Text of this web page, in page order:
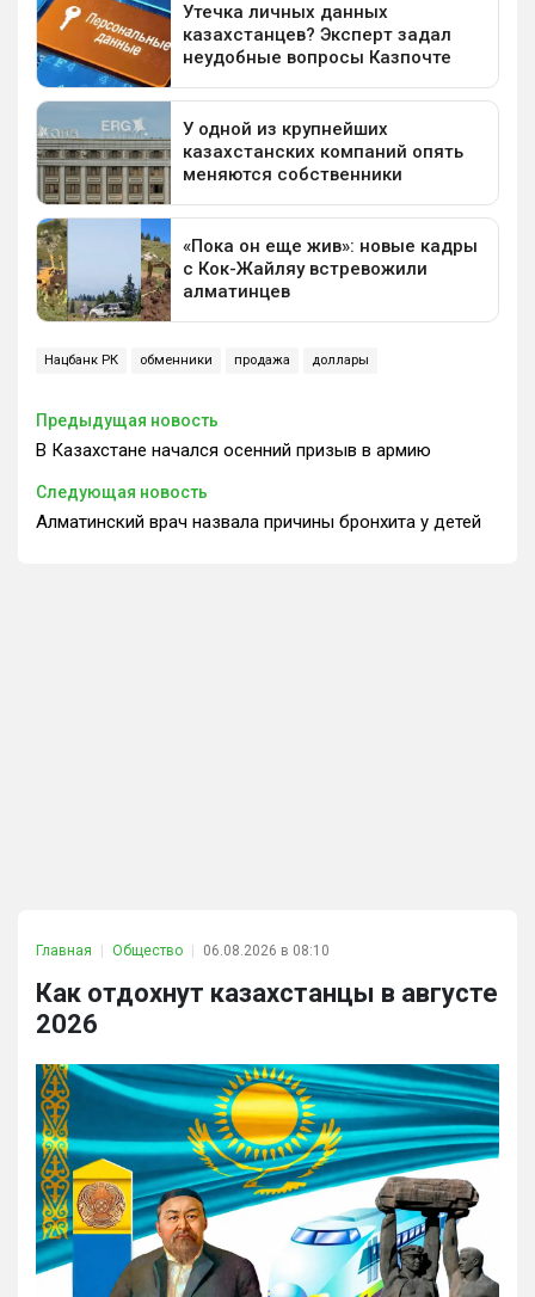
Нацбанк РК обменники продажа доллары
Предыдущая новость
В Казахстане начался осенний призыв в армию
Следующая новость
Алматинский врач назвала причины бронхита у детей
Главная Общество 06.08.2026 в 08:10
Как отдохнут казахстанцы в августе
2026